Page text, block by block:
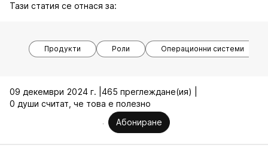
Тази статия се отнася за:
Продукти Роли Операционни системи
09 декември 2024 г. | 465 преглеждане(ия) |
0 души считат, че това е полезно
Абониране